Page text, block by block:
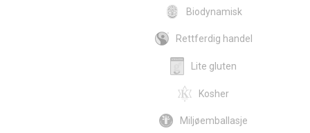
Biodynamisk
Rettferdig handel
Lite gluten
Kosher
Miljøemballasje